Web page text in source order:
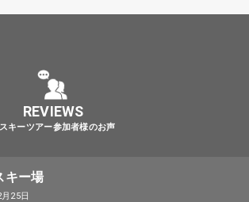
REVIEWS
キーツアー参加者様のお声
キー場
25日